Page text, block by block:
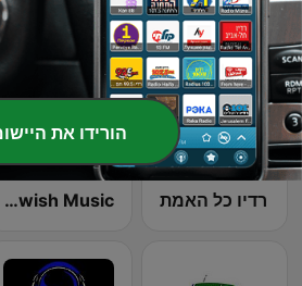
i24News
Maxximixx Housefloor
רדיו כל האמת Radio B.B Bukharian Jewish Music
הורידו את